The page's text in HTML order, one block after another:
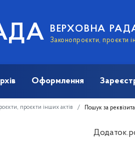
ВЕРХОВНА
Законопроєкти, проєкти
Оформлення
проєкти інших актів Пошук за